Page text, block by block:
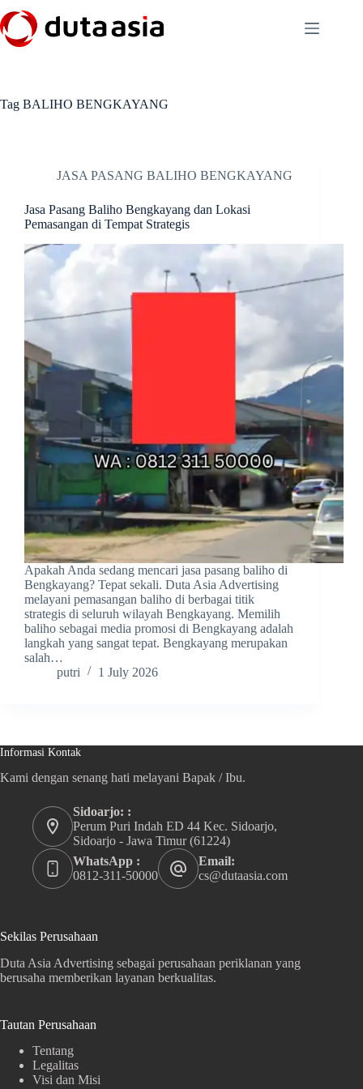
to
content
Tag BALIHO BENGKAYANG
JASA PASANG BALIHO BENGKAYANG
Jasa Pasang Baliho Bengkayang dan Lokasi
Pemasangan di Tempat Strategis
Apakah Anda sedang mencari jasa pasang baliho di
Bengkayang? Tepat sekali. Duta Asia Advertising
melayani pemasangan baliho di berbagai titik
strategis di seluruh wilayah Bengkayang. Memilih
baliho sebagai media promosi di Bengkayang adalah
langkah yang sangat tepat. Bengkayang merupakan
salah…
putri
1 July 2026
Informasi Kontak
Kami dengan senang hati melayani Bapak / Ibu.
Sidoarjo: :
Perum Puri Indah ED 44 Kec. Sidoarjo,
Sidoarjo - Jawa Timur (61224)
WhatsApp :
0812-311-50000
Email:
cs@dutaasia.com
Sekilas Perusahaan
Duta Asia Advertising sebagai perusahaan periklanan yang
berusaha memberikan layanan berkualitas.
Tautan Perusahaan
Tentang
Legalitas
Visi dan Misi